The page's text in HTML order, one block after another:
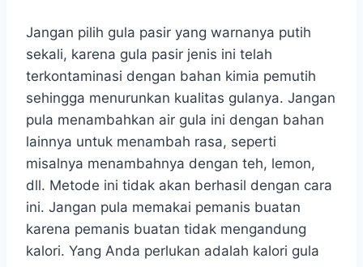
Jangan pilih gula pasir yang warnanya putih
sekali, karena gula pasir jenis ini telah
terkontaminasi dengan bahan kimia pemutih
sehingga menurunkan kualitas gulanya. Jangan
pula menambahkan air gula ini dengan bahan
lainnya untuk menambah rasa, seperti
misalnya menambahnya dengan teh, lemon,
dll. Metode ini tidak akan berhasil dengan cara
ini. Jangan pula memakai pemanis buatan
karena pemanis buatan tidak mengandung
kalori. Yang Anda perlukan adalah kalori gula